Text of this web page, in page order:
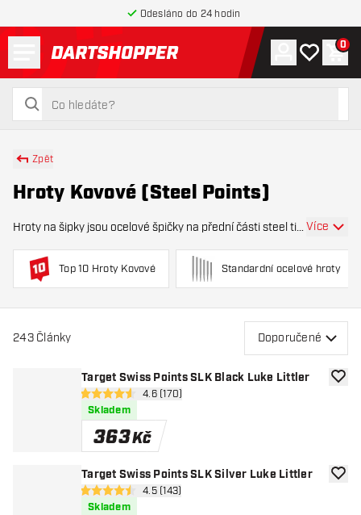
Odesláno do 24 hodin
Zpět na hlavní stránku
hledat
hledat
ÚčetMůj 0
Zpět
Hroty Kovové (Steel Points)
Hroty na šipky jsou ocelové špičky na přední části steel tip
tvoje prsty ve chvíli uvolnění a kde leží těžiště šipky. Na
této stránce naj
Více
Top 10 Hroty Kovové Standardní ocelové hroty
243 Články Doporučené
Target Swiss Points SLK Black Luke Littler
otevřít panel recenzí
4.6 hodnoticí hvězdičky
4.6 (170)
Skladem
363Kč
Target Swiss Points SLK Silver Luke Littler
otevřít panel recenzí
4.5 hodnoticí hvězdičky
4.5 (143)
Skladem